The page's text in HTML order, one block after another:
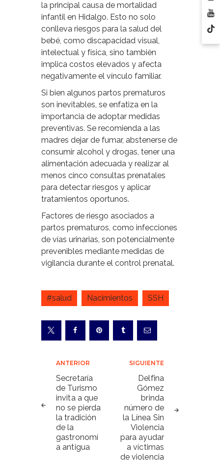
la principal causa de mortalidad
infantil en Hidalgo. Esto no solo
conlleva riesgos para la salud del
bebé, como discapacidad visual,
intelectual y física, sino también
implica costos elevados y afecta
negativamente el vínculo familiar.
Si bien algunos partos prematuros
son inevitables, se enfatiza en la
importancia de adoptar medidas
preventivas. Se recomienda a las
madres dejar de fumar, abstenerse de
consumir alcohol y drogas, tener una
alimentación adecuada y realizar al
menos cinco consultas prenatales
para detectar riesgos y aplicar
tratamientos oportunos.
Factores de riesgo asociados a
partos prematuros, como infecciones
de vías urinarias, son potencialmente
prevenibles mediante medidas de
vigilancia durante el control prenatal.
#salud Nacimientos SSH
Navegación
de
entradas
ANTERIOR
Secretaría
de Turismo
invita a que
no se pierda
la tradición
de la
gastronomí
a antigua
SIGUIENTE
Delfina
Gómez
brinda
número de
la Línea Sin
Violencia
para ayudar
a víctimas
de violencia